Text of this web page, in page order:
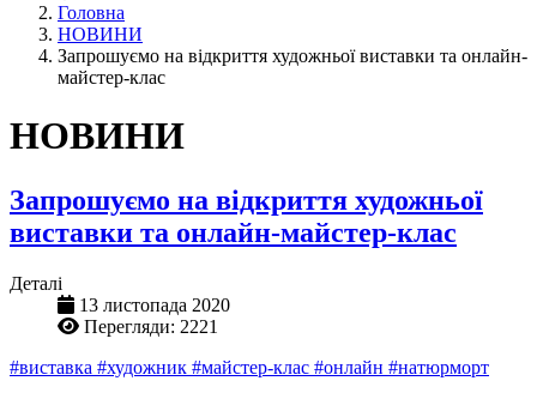
Головна
НОВИНИ
Запрошуємо на відкриття художньої виставки та онлайн-
майстер-клас
НОВИНИ
Запрошуємо на відкриття художньої
виставки та онлайн-майстер-клас
Деталі
13 листопада 2020
Перегляди: 2221
#виставка #художник #майстер-клас #онлайн #натюрморт